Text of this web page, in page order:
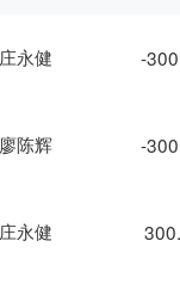
庄永健 -
廖陈辉 -
庄永健